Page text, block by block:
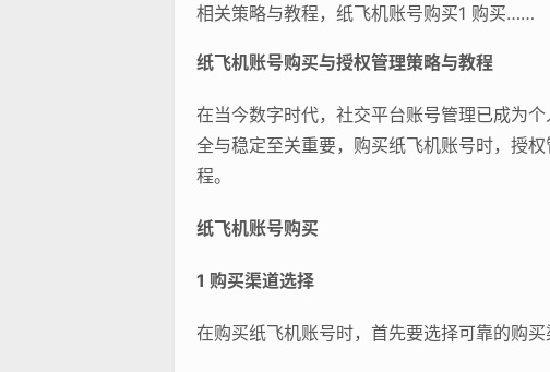
相关策略与教程，纸飞机账号购买1 购买……
纸飞机账号购买与授权管理策略与教程
在当今数字时代，社交平台账号管理已成为
全与稳定至关重要，购买纸飞机账号时，授
程。
纸飞机账号购买
1 购买渠道选择
在购买纸飞机账号时，首先要选择可靠的购